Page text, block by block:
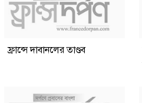
ফ্রান্সে দাবানলের তাণ্ডব